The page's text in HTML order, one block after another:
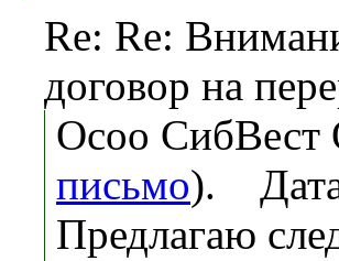
Re: Re:
договор на
Осоо
письмо).
Предлагаю